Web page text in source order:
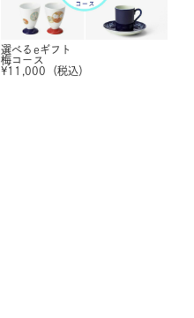
選べるeギフト
梅コース
¥11,000 （税込）